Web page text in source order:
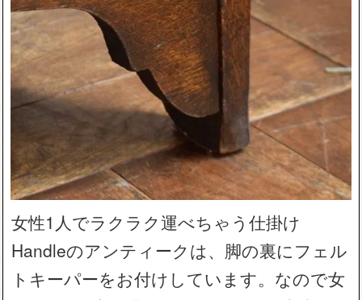
女性1人でラクラク運べちゃう仕掛け
Handleのアンティークは、脚の裏にフェル
トキーパーをお付けしています。なので女